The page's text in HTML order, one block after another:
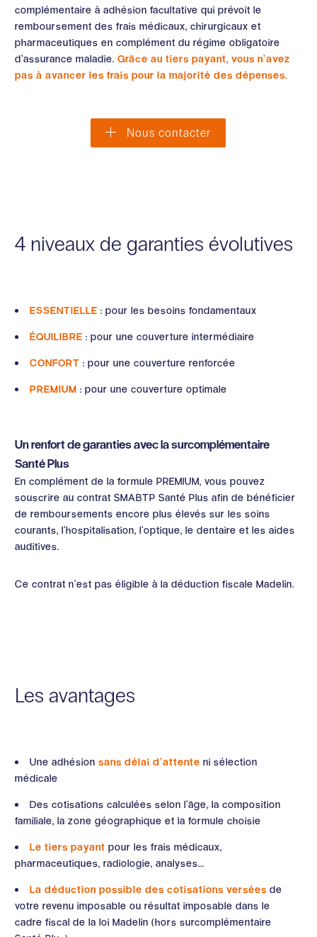
complémentaire à adhésion facultative qui prévoit le
remboursement des frais médicaux, chirurgicaux et
pharmaceutiques en complément du régime obligatoire
d’assurance maladie.Grâce au tiers payant, vous n’avez
pas à avancer les frais pour la majorité des dépenses.
Nous contacter
4 niveaux de garanties évolutives
ESSENTIELLE : pour les besoins fondamentaux
ÉQUILIBRE : pour une couverture intermédiaire
CONFORT : pour une couverture renforcée
PREMIUM : pour une couverture optimale
Un renfort de garanties avec la surcomplémentaire
Santé Plus
En complément de la formule PREMIUM, vous pouvez
souscrire au contrat SMABTP Santé Plus afin de bénéficier
de remboursements encore plus élevés sur les soins
courants, l’hospitalisation, l’optique, le dentaire et les aides
auditives.
Ce contrat n’est pas éligible à la déduction fiscale Madelin.
Les avantages
Une adhésion sans délai d’attente ni sélection
médicale
Des cotisations calculées selon l’âge, la composition
familiale, la zone géographique et la formule choisie
Le tiers payant pour les frais médicaux,
pharmaceutiques, radiologie, analyses...
La déduction possible des cotisations versées de
votre revenu imposable ou résultat imposable dans le
cadre fiscal de la loi Madelin (hors surcomplémentaire